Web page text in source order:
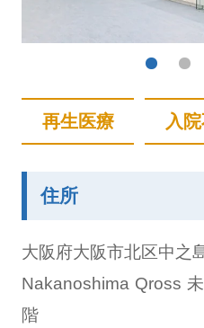
再生医療 入
住所
大阪府大阪市北区中之
Nakanoshima Qross
階